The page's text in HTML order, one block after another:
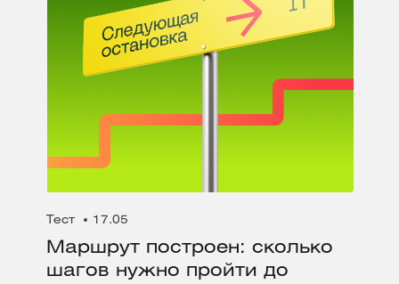
Тест 17.05
Маршрут построен: сколько
шагов нужно пройти до